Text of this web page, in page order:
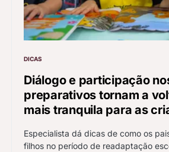
DICAS
Diálogo e participação
preparativos tornam a
mais tranquila para as
Especialista dá dicas de como os
filhos no período de readaptação